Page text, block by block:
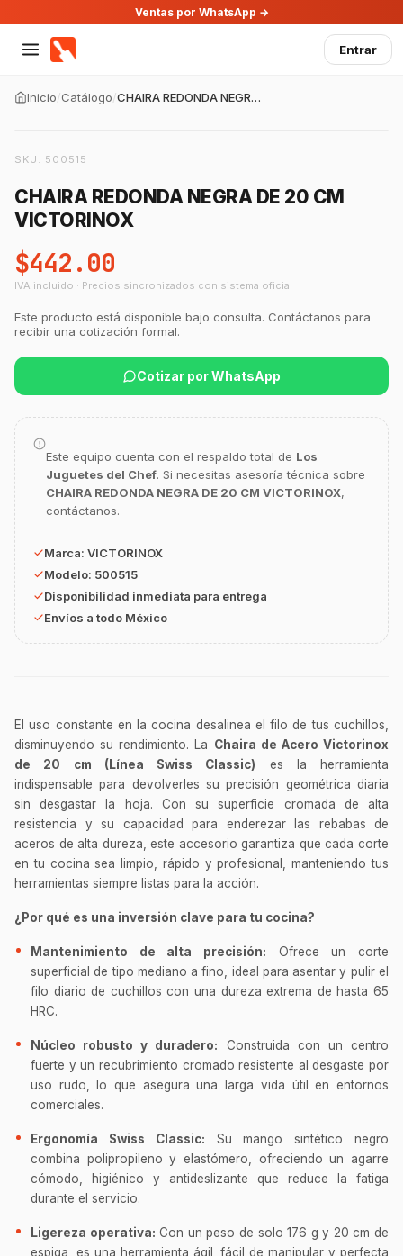
Ventas por WhatsApp →
Entrar
Inicio/Catálogo/ CHAIRA REDONDA NEGRA DE 20 CM VICTORINOX
SKU: 500515
CHAIRA REDONDA NEGRA DE 20 CM
VICTORINOX
$442.00
IVA incluido · Precios sincronizados con sistema oficial
Este producto está disponible bajo consulta. Contáctanos para
recibir una cotización formal.
Cotizar por WhatsApp
Este equipo cuenta con el respaldo total de Los
Juguetes del Chef. Si necesitas asesoría técnica sobre
CHAIRA REDONDA NEGRA DE 20 CM VICTORINOX,
contáctanos.
Marca: VICTORINOX
Modelo: 500515
Disponibilidad inmediata para entrega
Envíos a todo México
El uso constante en la cocina desalinea el filo de tus cuchillos,
disminuyendo su rendimiento. La Chaira de Acero Victorinox
de 20 cm (Línea Swiss Classic) es la herramienta
indispensable para devolverles su precisión geométrica diaria
sin desgastar la hoja. Con su superficie cromada de alta
resistencia y su capacidad para enderezar las rebabas de
aceros de alta dureza, este accesorio garantiza que cada corte
en tu cocina sea limpio, rápido y profesional, manteniendo tus
herramientas siempre listas para la acción.
¿Por qué es una inversión clave para tu cocina?
Mantenimiento de alta precisión: Ofrece un corte
superficial de tipo mediano a fino, ideal para asentar y pulir el
filo diario de cuchillos con una dureza extrema de hasta 65
HRC.
Núcleo robusto y duradero: Construida con un centro
fuerte y un recubrimiento cromado resistente al desgaste por
uso rudo, lo que asegura una larga vida útil en entornos
comerciales.
Ergonomía Swiss Classic: Su mango sintético negro
combina polipropileno y elastómero, ofreciendo un agarre
cómodo, higiénico y antideslizante que reduce la fatiga
durante el servicio.
Ligereza operativa: Con un peso de solo 176 g y 20 cm de
espiga, es una herramienta ágil, fácil de manipular y perfecta
¡Hola Chef! 🍳 Soy GastroBot, tu asesor
de cocina profesional de GastroArt.
Buscar estufas industriales
Ver uniformes y filipinas